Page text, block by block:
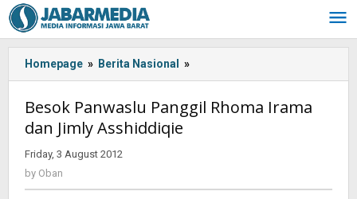
Skip
to
content
Homepage » Berita Nasional »
-:IN-
>Besok
Besok Panwaslu Panggil Rhoma Irama
dan Jimly Asshiddiqie
Friday, 3 August 2012
by Oban